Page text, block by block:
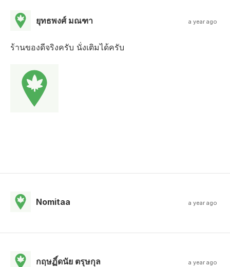
ยุทธพงศ์ มณฑา a year ago
ร้านของดีจริงครับ นั่งเติมได้ครับ
Nomitaa a year ago
กฤษฏิ์ดนัย ตรุษกุล a year ago